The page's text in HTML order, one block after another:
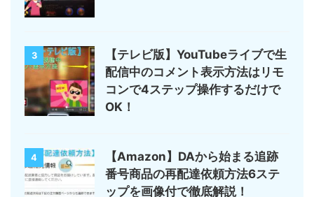
3
【テレビ版】YouTubeライブで生
配信中のコメント表示方法はリモ
コンで4ステップ操作するだけで
OK！
4
【Amazon】DAから始まる追跡
番号商品の再配達依頼方法6ステ
ップを画像付で徹底解説！